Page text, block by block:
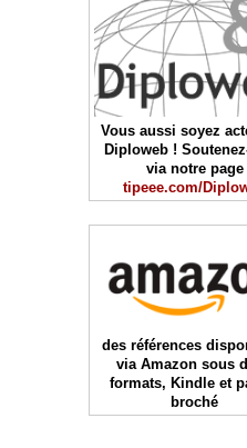
Vous aussi soyez
Diploweb !
via notre page
tipeee.com/
des références
via Amazon sous
formats, Kindle et
broché